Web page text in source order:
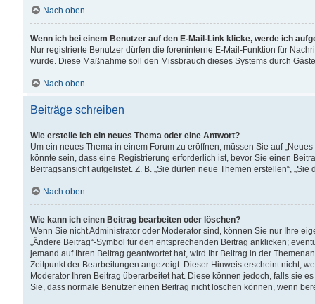
Nach oben
Wenn ich bei einem Benutzer auf den E-Mail-Link klicke, werde ich
Nur registrierte Benutzer dürfen die foreninterne E-Mail-Funktion für
wurde. Diese Maßnahme soll den Missbrauch dieses Systems durch
Nach oben
Beiträge schreiben
Wie erstelle ich ein neues Thema oder eine Antwort?
Um ein neues Thema in einem Forum zu eröffnen, müssen Sie auf
könnte sein, dass eine Registrierung erforderlich ist, bevor Sie einen
Beitragsansicht aufgelistet. Z. B. „Sie dürfen neue Themen erstellen“,
Nach oben
Wie kann ich einen Beitrag bearbeiten oder löschen?
Wenn Sie nicht Administrator oder Moderator sind, können Sie nur Ihre
„Ändere Beitrag“-Symbol für den entsprechenden Beitrag anklicken;
jemand auf Ihren Beitrag geantwortet hat, wird Ihr Beitrag in der
Zeitpunkt der Bearbeitungen angezeigt. Dieser Hinweis erscheint nicht,
Moderator Ihren Beitrag überarbeitet hat. Diese können jedoch, falls sie
Sie, dass normale Benutzer einen Beitrag nicht löschen können, wenn